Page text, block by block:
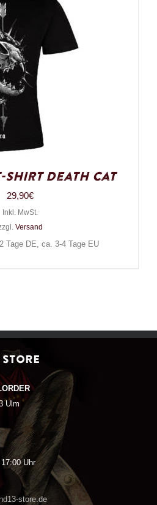
Shirt Death Cat
29,90€
Inkl. MwSt.
Versand
Tage DE, ca. 3-4 Tage EU
Ulm
Uhr
store.de